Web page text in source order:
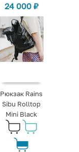
24 000 ₽
Рюкзак Rains
Sibu Rolltop
Mini Black